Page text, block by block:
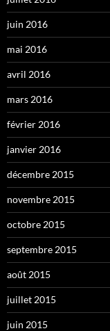
juin 2016
mai 2016
avril 2016
mars 2016
février 2016
janvier 2016
décembre 2015
novembre 2015
octobre 2015
septembre 2015
août 2015
juillet 2015
juin 2015